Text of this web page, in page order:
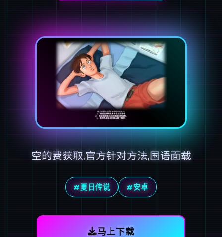
空的费获取,官方针对方法,国语面载
#夏日传说 #安卓
马上下载